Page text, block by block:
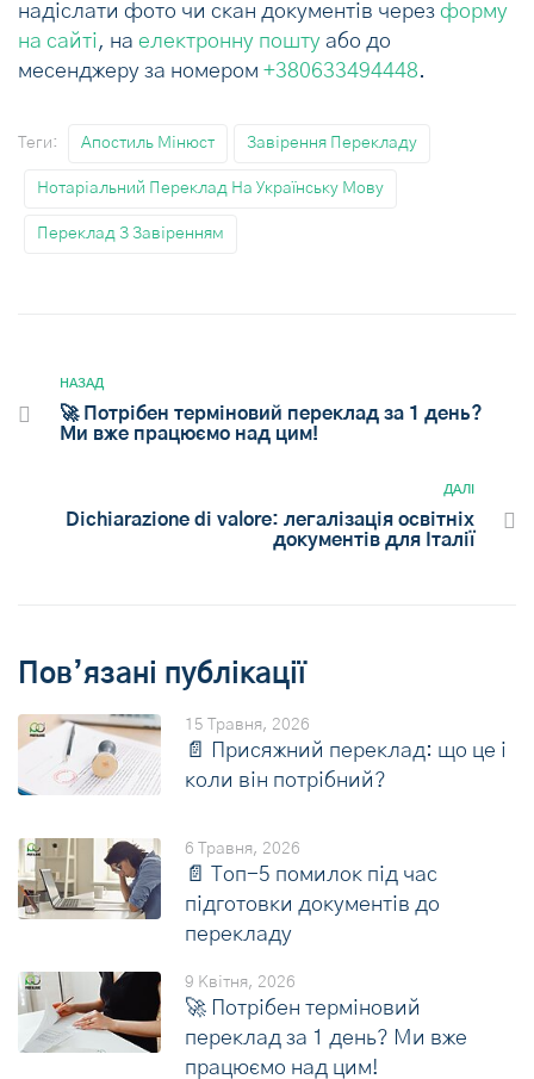
надіслати фото чи скан документів через форму
на сайті , на електронну пошту або до
месенджеру за номером +380633494448.
Теги: Апостиль Мінюст Завірення Перекладу
Нотаріальний Переклад На Українську Мову
Переклад З Завіренням
НАЗАД
🚀 Потрібен терміновий переклад за 1 день?
Ми вже працюємо над цим!
ДАЛІ
Dichiarazione di valore: легалізація освітніх
документів для Італії
Пов’язані публікації
15 Травня, 2026
📄 Присяжний переклад: що це і
коли він потрібний?
6 Травня, 2026
📄 Топ-5 помилок під час
підготовки документів до
перекладу
9 Квітня, 2026
🚀 Потрібен терміновий
переклад за 1 день? Ми вже
працюємо над цим!